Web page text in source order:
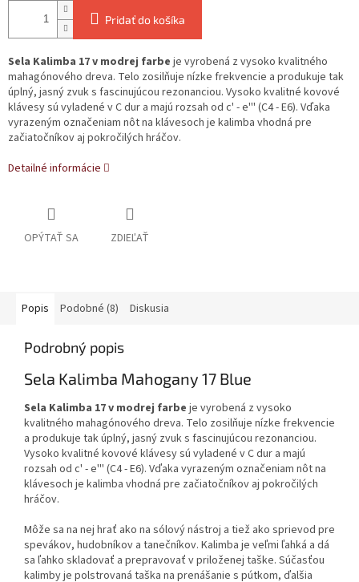
Pridať do košíka
Sela Kalimba 17 v modrej farbe je vyrobená z vysoko kvalitného
mahagónového dreva. Telo zosilňuje nízke frekvencie a produkuje tak
úplný, jasný zvuk s fascinujúcou rezonanciou. Vysoko kvalitné kovové
klávesy sú vyladené v C dur a majú rozsah od c' - e''' (C4 - E6). Vďaka
vyrazeným označeniam nôt na klávesoch je kalimba vhodná pre
začiatočníkov aj pokročilých hráčov.
Detailné informácie
OPÝTAŤ SA ZDIEĽAŤ
Popis Podobné (8) Diskusia
Podrobný popis
Sela Kalimba Mahogany 17 Blue
Sela Kalimba 17 v modrej farbe je vyrobená z vysoko
kvalitného mahagónového dreva. Telo zosilňuje nízke frekvencie
a produkuje tak úplný, jasný zvuk s fascinujúcou rezonanciou.
Vysoko kvalitné kovové klávesy sú vyladené v C dur a majú
rozsah od c' - e''' (C4 - E6). Vďaka vyrazeným označeniam nôt na
klávesoch je kalimba vhodná pre začiatočníkov aj pokročilých
hráčov.
Môže sa na nej hrať ako na sólový nástroj a tiež ako sprievod pre
spevákov, hudobníkov a tanečníkov. Kalimba je veľmi ľahká a dá
sa ľahko skladovať a prepravovať v priloženej taške. Súčasťou
kalimby je polstrovaná taška na prenášanie s pútkom, ďalšia